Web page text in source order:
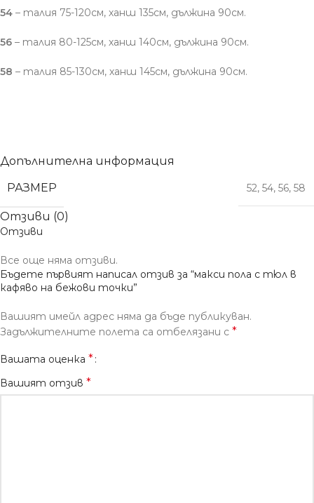
54 – талия 75-120см, ханш 135см, дължина 90см.
56 – талия 80-125см, ханш 140см, дължина 90см.
58 – талия 85-130см, ханш 145см, дължина 90см.
Допълнителна информация
РАЗМЕР
52, 54, 56, 58
Отзиви (0)
Отзиви
Все още няма отзиви.
Бъдете първият написал отзив за “макси пола с тюл в
кафяво на бежови точки”
Вашият имейл адрес няма да бъде публикуван.
Задължителните полета са отбелязани с *
Вашата оценка *
Вашият отзив *